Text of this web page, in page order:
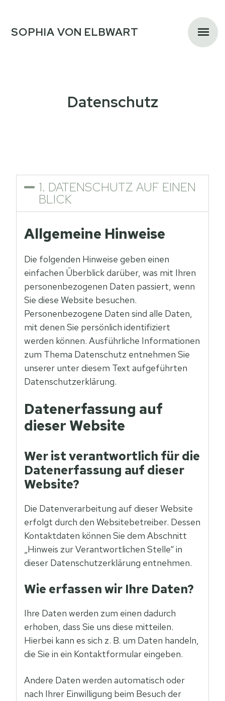
SOPHIA VON ELBWART
Datenschutz
1. DATENSCHUTZ AUF EINEN
BLICK
Allgemeine Hinweise
Die folgenden Hinweise geben einen
einfachen Überblick darüber, was mit Ihren
personenbezogenen Daten passiert, wenn
Sie diese Website besuchen.
Personenbezogene Daten sind alle Daten,
mit denen Sie persönlich identifiziert
werden können. Ausführliche Informationen
zum Thema Datenschutz entnehmen Sie
unserer unter diesem Text aufgeführten
Datenschutzerklärung.
Datenerfassung auf
dieser Website
Wer ist verantwortlich für die
Datenerfassung auf dieser
Website?
Die Datenverarbeitung auf dieser Website
erfolgt durch den Websitebetreiber. Dessen
Kontaktdaten können Sie dem Abschnitt
„Hinweis zur Verantwortlichen Stelle“ in
dieser Datenschutzerklärung entnehmen.
Wie erfassen wir Ihre Daten?
Ihre Daten werden zum einen dadurch
erhoben, dass Sie uns diese mitteilen.
Hierbei kann es sich z. B. um Daten handeln,
die Sie in ein Kontaktformular eingeben.
Andere Daten werden automatisch oder
nach Ihrer Einwilligung beim Besuch der